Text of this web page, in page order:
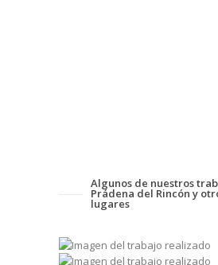
Algunos de nuestros
Prádena del Rincón y
lugares